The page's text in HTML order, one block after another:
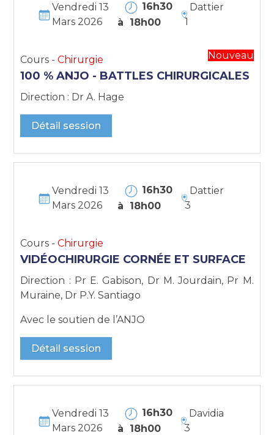
Vendredi 13
Mars 2026
16h30
à 18h00
Dattier
1
Cours -Chirurgie Nouveau
100 % ANJO - BATTLES CHIRURGICALES
Direction : Dr A. Hage
Détail session
Vendredi 13
Mars 2026
16h30
à 18h00
Dattier
3
Cours -Chirurgie
VIDÉOCHIRURGIE CORNÉE ET SURFACE
Direction : Pr E. Gabison, Dr M. Jourdain, Pr M.
Muraine, Dr P.Y. Santiago
Avec le soutien de l’ANJO
Détail session
Vendredi 13
Mars 2026
16h30
à 18h00
Davidia
3